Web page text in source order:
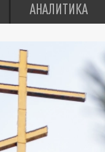
АНАЛИТИКА